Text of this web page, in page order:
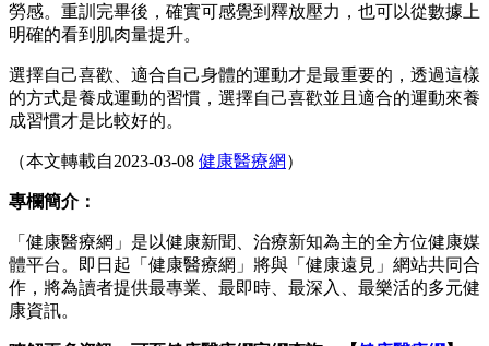
勞感。重訓完畢後，確實可感覺到釋放壓力，也可以從數據上
明確的看到肌肉量提升。
選擇自己喜歡、適合自己身體的運動才是最重要的，透過這樣
的方式是養成運動的習慣，選擇自己喜歡並且適合的運動來養
成習慣才是比較好的。
（本文轉載自2023-03-08 健康醫療網 ）
專欄簡介：
「健康醫療網」是以健康新聞、治療新知為主的全方位健康媒
體平台。即日起「健康醫療網」將與「健康遠見」網站共同合
作，將為讀者提供最專業、最即時、最深入、最樂活的多元健
康資訊。